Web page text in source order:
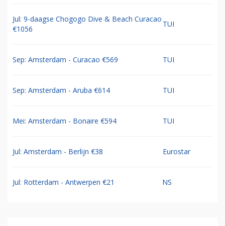
Jul: 9-daagse Chogogo Dive & Beach Curacao
€1056
TUI
Sep: Amsterdam - Curacao €569 TUI
Sep: Amsterdam - Aruba €614 TUI
Mei: Amsterdam - Bonaire €594 TUI
Jul: Amsterdam - Berlijn €38 Eurostar
Jul: Rotterdam - Antwerpen €21 NS